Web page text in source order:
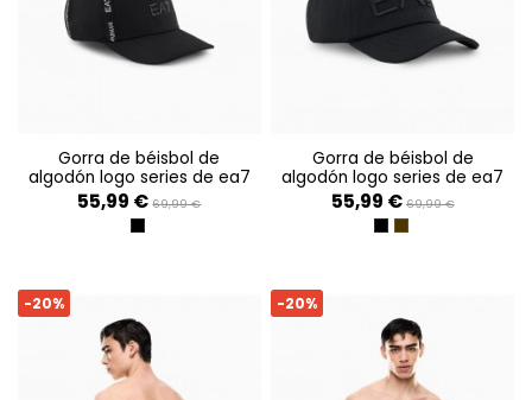
gorra de béisbol de
algodón logo series de ea7
55,99 € 69,99 €
SHADOW
gorra de béisbol de
algodón logo series de ea7
55,99 € 69,99 €
BLACKTURKISH COFFEE
-20% -20%